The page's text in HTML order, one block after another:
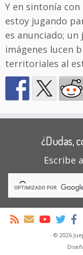
Y en sintonía
estoy jugando
es anunciado;
imágenes lucen
territoriales al
¿Dudas,
Escribe a
· © 2026